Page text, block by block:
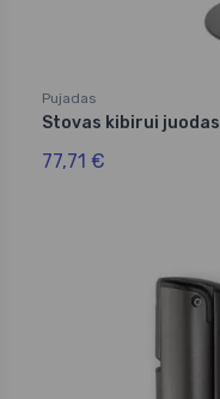
Pujadas
Stovas kibirui
77,71 €